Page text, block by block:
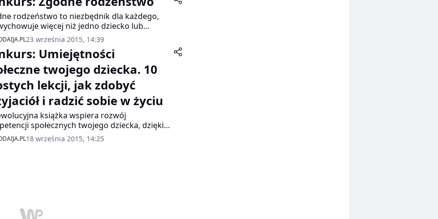
– bestseller! O milionowych
który znika z księgarskich półek
niż świeże bułeczki.
rodzeństwo to niezbędnik dla każdego,
więcej niż jedno dziecko lub
powiększenie rodziny. Niezależnie od tego,
wieku są twoje pociechy, znajdziesz tutaj
wskazówki, jak mądrze wspierać
dzieci i nie zwariować!
23 września 2015, 14:39
Umiejętności
twojego dziecka. 10
lekcji, jak zdobyć
i radzić sobie w życiu
książka wspiera rozwój
społecznych twojego dziecka, dzięki
będzie miało ono lepszy start w przyszłość!
mamy dla Was aż trzy takie książki do
18 września 2015, 14:25